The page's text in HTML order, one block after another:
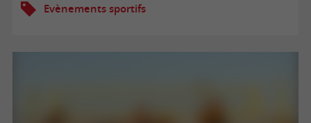
Evènements sportifs